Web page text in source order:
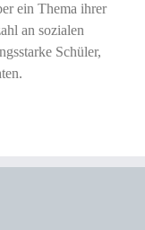
ein Thema ihrer
an sozialen
Schüler,